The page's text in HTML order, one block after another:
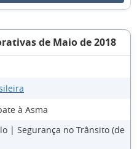
de Maio de 2018
à Asma
| Segurança no Trânsito (de